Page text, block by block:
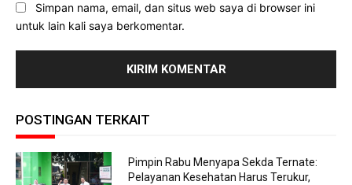
Simpan nama, email, dan situs web saya di browser ini
untuk lain kali saya berkomentar.
POSTINGAN TERKAIT
Pimpin Rabu Menyapa Sekda Ternate:
Pelayanan Kesehatan Harus Terukur,